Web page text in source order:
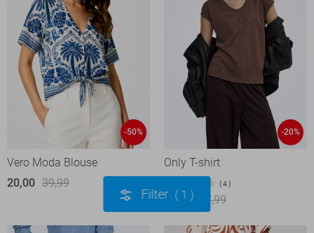
-50%
Vero Moda Blouse
20,00 39,99
-20%
Only T-shirt
4
14,40 17,99
Filter 1